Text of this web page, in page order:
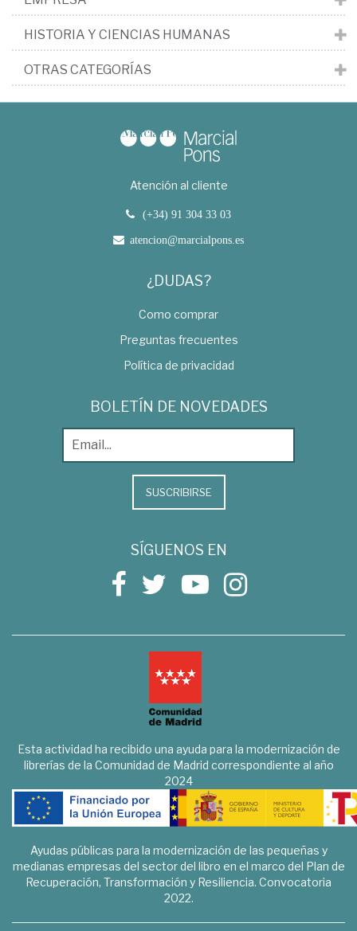
HISTORIA Y CIENCIAS HUMANAS
OTRAS CATEGORÍAS
Atención al cliente
(+34) 91 304 33 03
atencion@marcialpons.es
¿DUDAS?
Como comprar
Preguntas frecuentes
Política de privacidad
BOLETÍN DE NOVEDADES
SUSCRIBIRSE
SÍGUENOS EN
Esta actividad ha recibido una ayuda para la modernización de
librerías de la Comunidad de Madrid correspondiente al año
2024
Ayudas públicas para la modernización de las pequeñas y
medianas empresas del sector del libro en el marco del Plan de
Recuperación, Transformación y Resiliencia. Convocatoria
2022.